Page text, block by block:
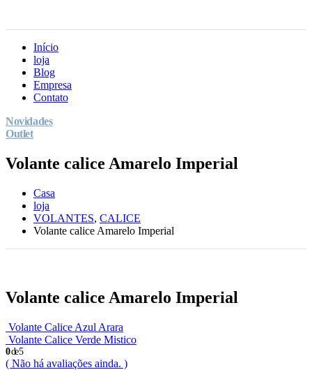
Início
loja
Blog
Empresa
Contato
Novidades
Outlet
Volante calice Amarelo Imperial
Casa
loja
VOLANTES, CALICE
Volante calice Amarelo Imperial
Volante calice Amarelo Imperial
Volante Calice Azul Arara
Volante Calice Verde Mistico
0de 5
( Não há avaliações ainda. )